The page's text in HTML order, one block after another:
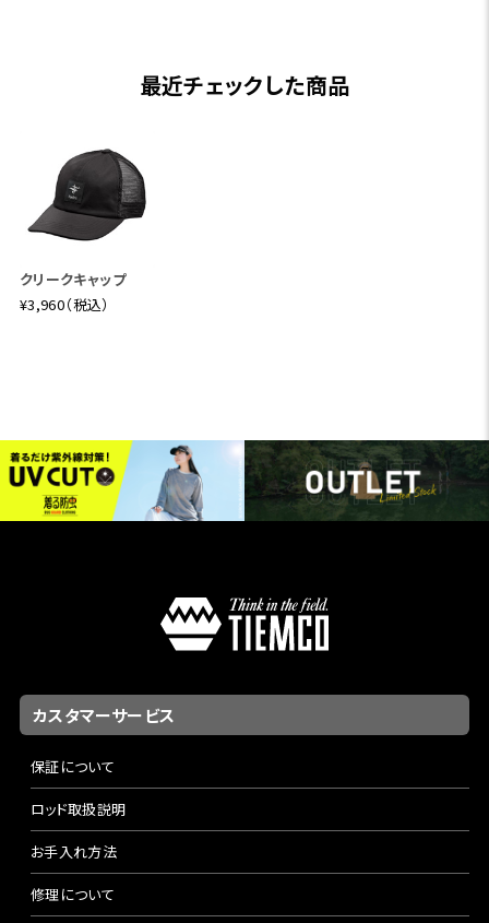
最近チェックした商品
クリークキャップ
¥3,960（税込）
カスタマーサービス
保証について
ロッド取扱説明
お手入れ方法
修理について